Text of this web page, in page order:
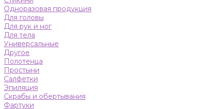
Одноразовая продукция
Для головы
Для рук и ног
Для тела
Универсальные
Другое
Полотенца
Простыни
Салфетки
Эпиляция
Скрабы и обертывания
Фартуки